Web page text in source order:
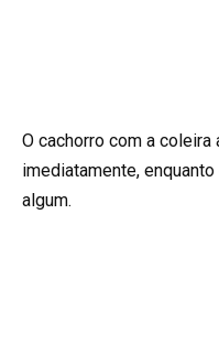
O cachorro com a
imediatamente,
algum.